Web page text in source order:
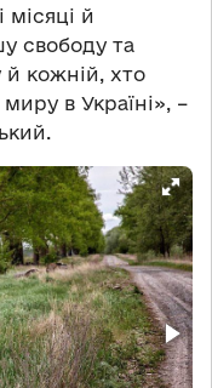
місяці й
свободу та
кожній, хто
в Україні», –